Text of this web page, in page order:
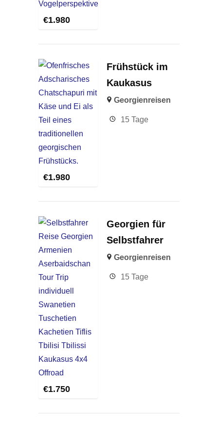
€1.980
€1.980
Frühstück im
Kaukasus
Georgienreisen
15 Tage
€1.750
Georgien für
Selbstfahrer
Georgienreisen
15 Tage